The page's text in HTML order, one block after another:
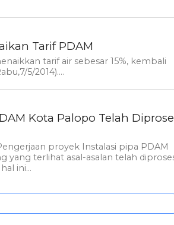
Tarif PDAM
tarif air sebesar 15%, kembali
5/2014)....
Kota Palopo Telah
proyek Instalasi pipa PDAM
yang terlihat asal-asalan telah
ini...